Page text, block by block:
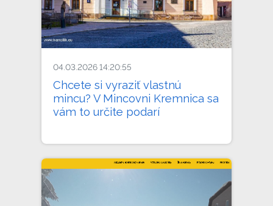
04.03.2026 14:20:55
Chcete si vyraziť vlastnú
mincu? V Mincovni Kremnica sa
vám to určite podarí